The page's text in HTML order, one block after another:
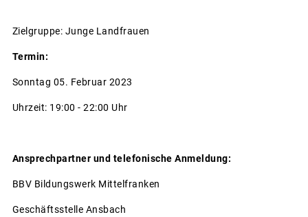
Zielgruppe: Junge Landfrauen
Termin:
Sonntag 05. Februar 2023
Uhrzeit: 19:00 - 22:00 Uhr
Ansprechpartner und telefonische Anmeldung:
BBV Bildungswerk Mittelfranken
Geschäftsstelle Ansbach